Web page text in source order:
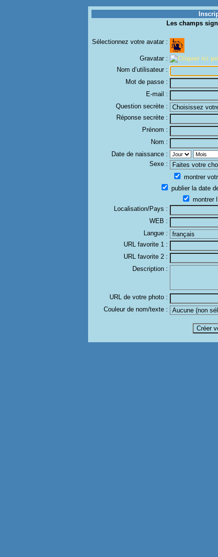
Les champs
Sélectionnez votre avatar :
Gravatar :
Nom d’utilisateur :
Mot de passe :
E-mail :
Question secrète :
Réponse secrète :
Prénom :
Nom :
Date de naissance :
Sexe :
montrer
publier la date
montrer
Localisation/Pays :
WEB :
Langue :
URL favorite 1 :
URL favorite 2 :
Description :
URL de votre photo :
Couleur de nom/texte :